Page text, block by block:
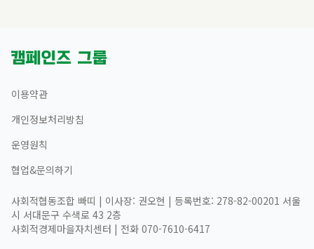
이용약관
개인정보처리방침
운영원칙
협업&문의하기
사회적협동조합 빠띠 | 이사장: 권오현 | 등록번호: 278-82-00201 서울
시 서대문구 수색로 43 2층
사회적경제마을자치센터 | 전화 070-7610-6417